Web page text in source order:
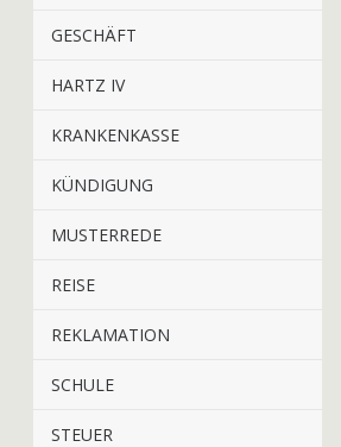
GESCHÄFT
HARTZ IV
KRANKENKASSE
KÜNDIGUNG
MUSTERREDE
REISE
REKLAMATION
SCHULE
STEUER